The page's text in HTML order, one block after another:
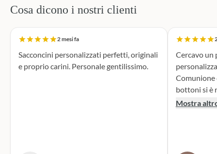
Cosa dicono i nostri clienti
2 mesi fa
Sacconcini personalizzati perfetti, originali
e proprio carini. Personale gentilissimo.
Cercavo
Comunione di
bottoni si è
supporto
Mostra